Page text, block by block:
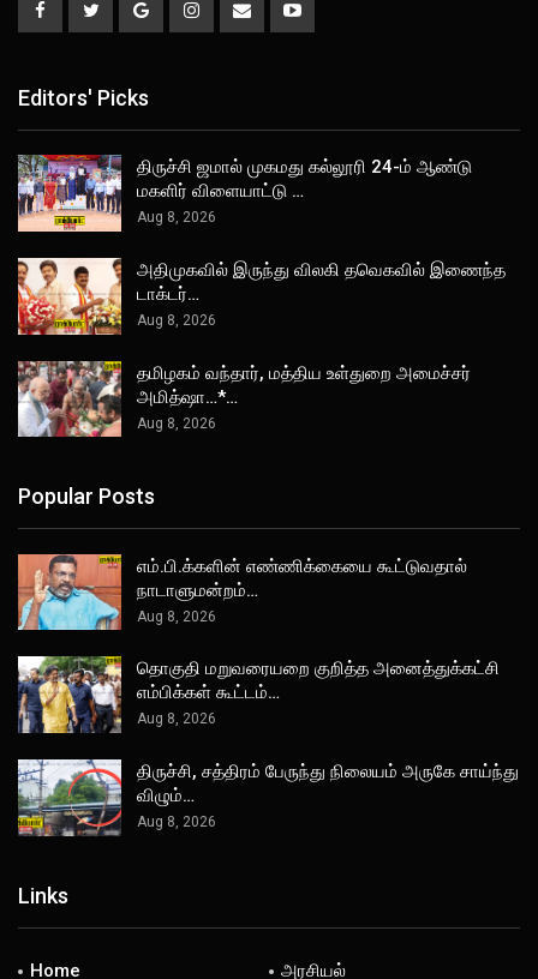
Editors' Picks
திருச்சி ஜமால் முகமது கல்லூரி 24-ம் ஆண்டு
மகளிர் விளையாட்டு …
Aug 8, 2026
அதிமுகவில் இருந்து விலகி தவெகவில் இணைந்த
டாக்டர்…
Aug 8, 2026
தமிழகம் வந்தார், மத்திய உள்துறை அமைச்சர்
அமித்ஷா…*…
Aug 8, 2026
Popular Posts
எம்.பி.க்களின் எண்ணிக்கையை கூட்டுவதால்
நாடாளுமன்றம்…
Aug 8, 2026
தொகுதி மறுவரையறை குறித்த அனைத்துக்கட்சி
எம்பிக்கள் கூட்டம்…
Aug 8, 2026
திருச்சி, சத்திரம் பேருந்து நிலையம் அருகே சாய்ந்து
விழும்…
Aug 8, 2026
Links
Home அரசியல்